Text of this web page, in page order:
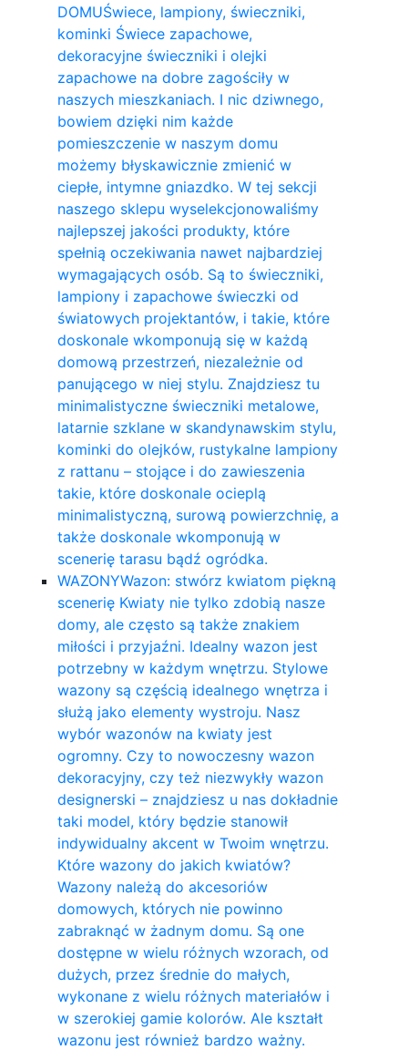
DOMUŚwiece, lampiony, świeczniki,
kominki Świece zapachowe,
dekoracyjne świeczniki i olejki
zapachowe na dobre zagościły w
naszych mieszkaniach. I nic dziwnego,
bowiem dzięki nim każde
pomieszczenie w naszym domu
możemy błyskawicznie zmienić w
ciepłe, intymne gniazdko. W tej sekcji
naszego sklepu wyselekcjonowaliśmy
najlepszej jakości produkty, które
spełnią oczekiwania nawet najbardziej
wymagających osób. Są to świeczniki,
lampiony i zapachowe świeczki od
światowych projektantów, i takie, które
doskonale wkomponują się w każdą
domową przestrzeń, niezależnie od
panującego w niej stylu. Znajdziesz tu
minimalistyczne świeczniki metalowe,
latarnie szklane w skandynawskim stylu,
kominki do olejków, rustykalne lampiony
z rattanu – stojące i do zawieszenia
takie, które doskonale ocieplą
minimalistyczną, surową powierzchnię, a
także doskonale wkomponują w
scenerię tarasu bądź ogródka.
WAZONYWazon: stwórz kwiatom piękną
scenerię Kwiaty nie tylko zdobią nasze
domy, ale często są także znakiem
miłości i przyjaźni. Idealny wazon jest
potrzebny w każdym wnętrzu. Stylowe
wazony są częścią idealnego wnętrza i
służą jako elementy wystroju. Nasz
wybór wazonów na kwiaty jest
ogromny. Czy to nowoczesny wazon
dekoracyjny, czy też niezwykły wazon
designerski – znajdziesz u nas dokładnie
taki model, który będzie stanowił
indywidualny akcent w Twoim wnętrzu.
Które wazony do jakich kwiatów?
Wazony należą do akcesoriów
domowych, których nie powinno
zabraknąć w żadnym domu. Są one
dostępne w wielu różnych wzorach, od
dużych, przez średnie do małych,
wykonane z wielu różnych materiałów i
w szerokiej gamie kolorów. Ale kształt
wazonu jest również bardzo ważny.